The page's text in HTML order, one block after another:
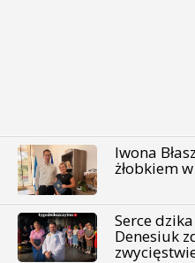
Iwona
żłobkiem
Serce
Denesiuk